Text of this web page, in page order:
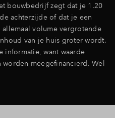
bouwbedrijf zegt dat je 1.20
achterzijde of dat je een
allemaal volume vergrotende
van je huis groter wordt.
informatie, want waarde
worden meegefinancierd. Wel